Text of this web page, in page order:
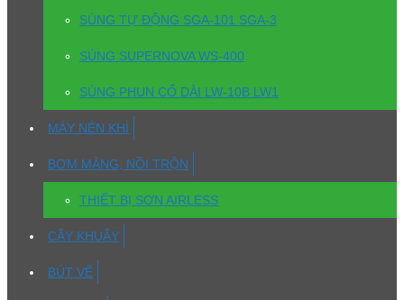
SÚNG TỰ ĐỘNG SGA-101 SGA-3
SÚNG SUPERNOVA WS-400
SÚNG PHUN CỔ DÀI LW-10B LW1
MÁY NÉN KHÍ
BƠM MÀNG, NỒI TRỘN
THIẾT BỊ SƠN AIRLESS
CÂY KHUẤY
BÚT VẼ